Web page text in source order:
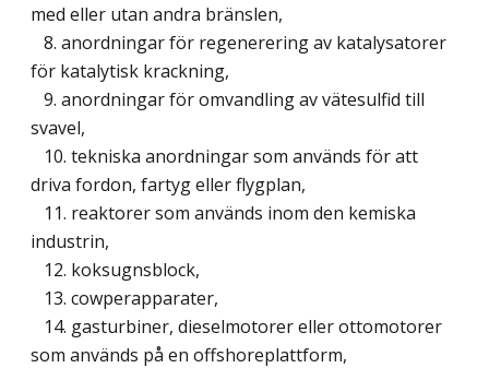
med eller utan andra bränslen,
8. anordningar för regenerering av katalysatorer
för katalytisk krackning,
9. anordningar för omvandling av vätesulfid till
svavel,
10. tekniska anordningar som används för att
driva fordon, fartyg eller flygplan,
11. reaktorer som används inom den kemiska
industrin,
12. koksugnsblock,
13. cowperapparater,
14. gasturbiner, dieselmotorer eller ottomotorer
som används på en offshoreplattform,